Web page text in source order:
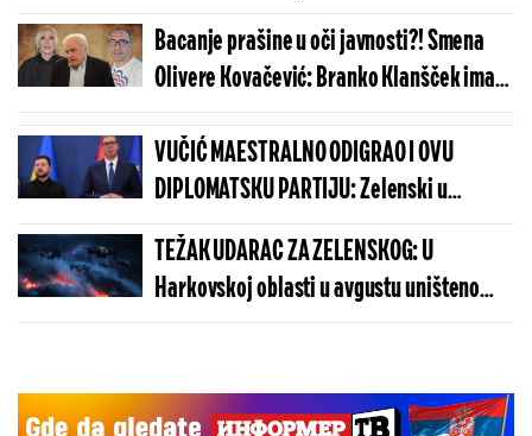
ulogama Borko, Žuta Olja i Draža Petrović
Bacanje prašine u oči javnosti?! Smena
Olivere Kovačević: Branko Klanšček ima
udarno pitanje za Bujoševića
VUČIĆ MAESTRALNO ODIGRAO I OVU
DIPLOMATSKU PARTIJU: Zelenski u
Beogradu potvrdio - Kosovo je Srbija
TEŽAK UDARAC ZA ZELENSKOG: U
Harkovskoj oblasti u avgustu uništeno
više od 100 „baba jaga“